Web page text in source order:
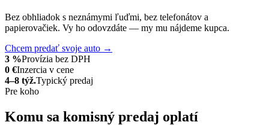
Bez obhliadok s neznámymi ľuďmi, bez telefonátov a
papierovačiek. Vy ho odovzdáte — my mu nájdeme kupca.
Chcem predať svoje auto →
3 %Provízia bez DPH
0 €Inzercia v cene
4–8 týž.Typický predaj
Pre koho
Komu sa komisný predaj oplatí